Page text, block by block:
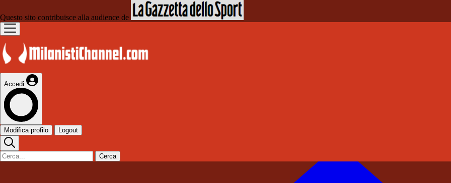
Questo sito contribuisce alla audience de
Accedi
Modifica profilo Logout
Cerca